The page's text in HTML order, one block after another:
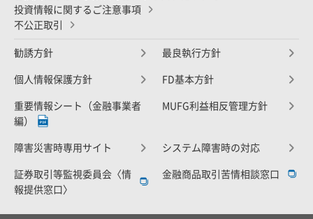
投資情報に関するご注意事項
不公正取引
勧誘方針 最良執行方針
個人情報保護方針 FD基本方針
重要情報シート（金融事業者
編）
MUFG利益相反管理方針
障害災害時専用サイト システム障害時の対応
証券取引等監視委員会〈情
報提供窓口〉
金融商品取引苦情相談窓口